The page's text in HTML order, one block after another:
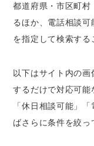
都道府県・市区町
るほか、電話相談
を指定して検索する
以下はサイト内の
するだけで対応可
「休日相談可能」
ばさらに条件を絞っ